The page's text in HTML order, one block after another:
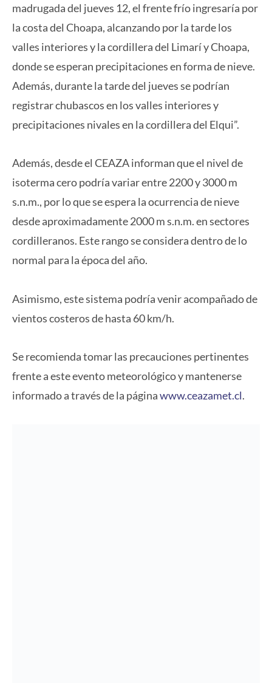
madrugada del jueves 12, el frente frío ingresaría por
la costa del Choapa, alcanzando por la tarde los
valles interiores y la cordillera del Limarí y Choapa,
donde se esperan precipitaciones en forma de nieve.
Además, durante la tarde del jueves se podrían
registrar chubascos en los valles interiores y
precipitaciones nivales en la cordillera del Elqui”.
Además, desde el CEAZA informan que el nivel de
isoterma cero podría variar entre 2200 y 3000 m
s.n.m., por lo que se espera la ocurrencia de nieve
desde aproximadamente 2000 m s.n.m. en sectores
cordilleranos. Este rango se considera dentro de lo
normal para la época del año.
Asimismo, este sistema podría venir acompañado de
vientos costeros de hasta 60 km/h.
Se recomienda tomar las precauciones pertinentes
frente a este evento meteorológico y mantenerse
informado a través de la páginawww.ceazamet.cl.